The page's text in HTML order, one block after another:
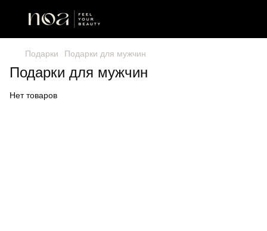
Подарки Подарки для мужчин
Подарки для мужчин
Нет товаров